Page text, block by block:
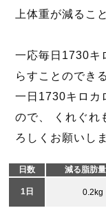
上体重が減るこ
一応毎日1730キ
らすことのでき
一日1730キロカ
ので、 くれぐれ
ろしくお願いし
日数 減る脂肪
1日 0.2kg